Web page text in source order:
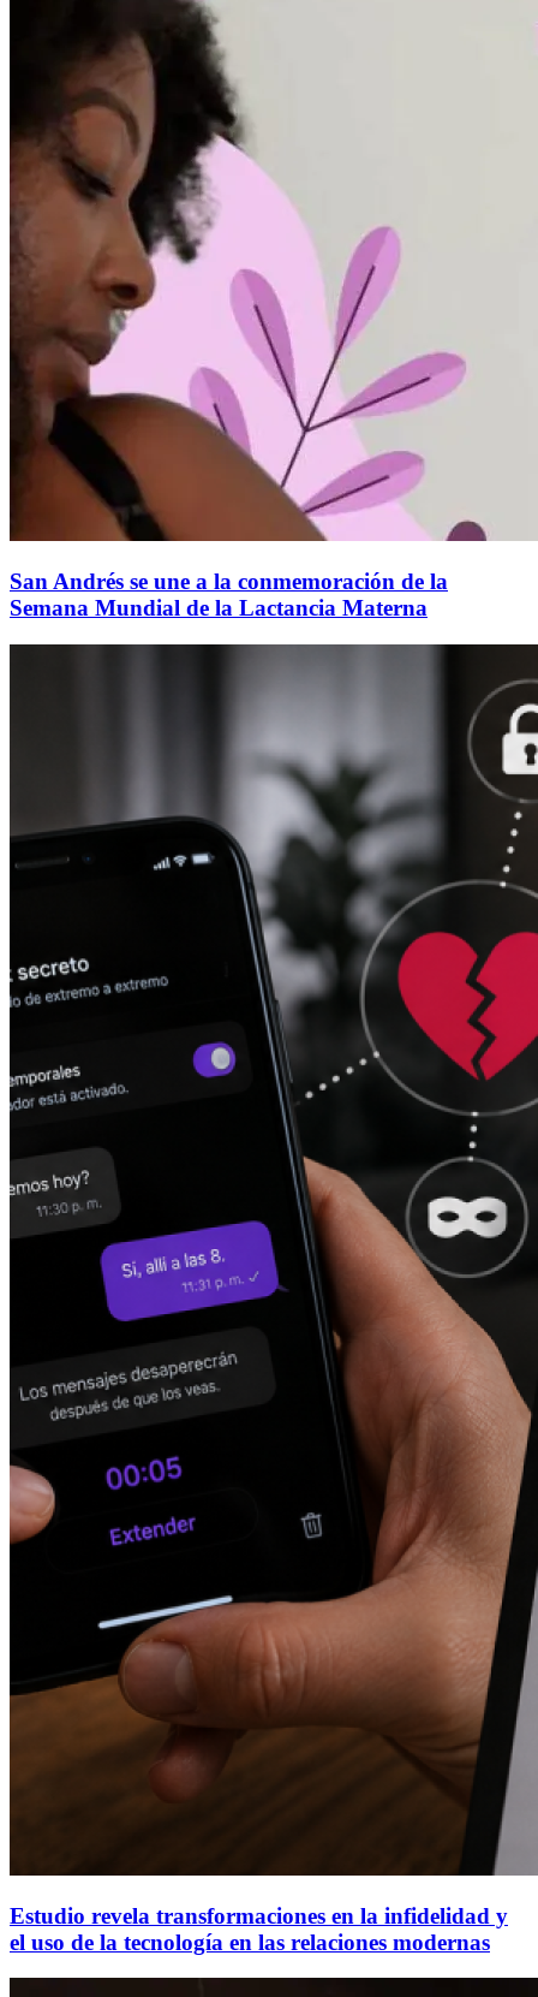
San Andrés se une a la conmemoración de la
Semana Mundial de la Lactancia Materna
Estudio revela transformaciones en la infidelidad y
el uso de la tecnología en las relaciones modernas